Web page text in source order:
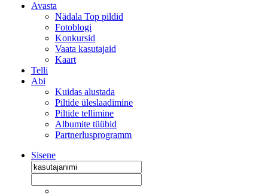
Avasta
Nädala Top pildid
Fotoblogi
Konkursid
Vaata kasutajaid
Kaart
Telli
Abi
Kuidas alustada
Piltide üleslaadimine
Piltide tellimine
Albumite tüübid
Partnerlusprogramm
Sisene